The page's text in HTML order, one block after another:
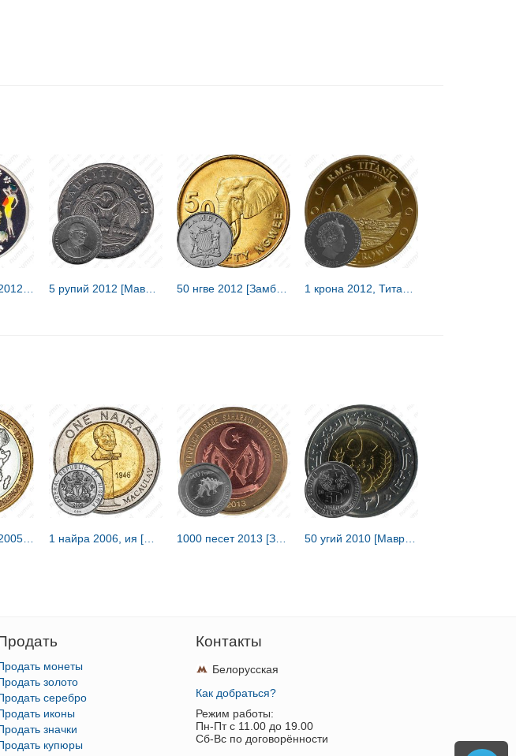
5 рупий 2012 [Маврикий]
4500 франков 2005, Стабильность - Омар Бонго [Габон] 1 найра 2006, ия [Нигер / Нигерия]
монеты
золото
серебро
иконы
значки
купюры
Контакты
Белорусская
Как добраться?
Режим работы:
Пн-Пт c 11.00 до 19.00
Сб-Вс по договорённости